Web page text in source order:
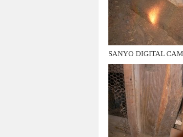
SANYO DIGITAL